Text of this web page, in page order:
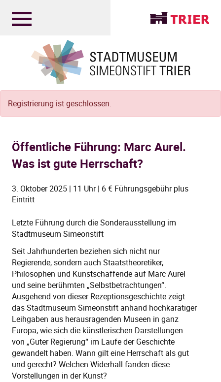
Registrierung ist geschlossen.
Öffentliche Führung: Marc Aurel.
Was ist gute Herrschaft?
3. Oktober 2025 | 11 Uhr | 6 € Führungsgebühr plus
Eintritt
Letzte Führung durch die Sonderausstellung im
Stadtmuseum Simeonstift
Seit Jahrhunderten beziehen sich nicht nur
Regierende, sondern auch Staatstheoretiker,
Philosophen und Kunstschaffende auf Marc Aurel
und seine berühmten „Selbstbetrachtungen“.
Ausgehend von dieser Rezeptionsgeschichte zeigt
das Stadtmuseum Simeonstift anhand hochkarätiger
Leihgaben aus herausragenden Museen in ganz
Europa, wie sich die künstlerischen Darstellungen
von „Guter Regierung“ im Laufe der Geschichte
gewandelt haben. Wann gilt eine Herrschaft als gut
und gerecht? Welchen Widerhall fanden diese
Vorstellungen in der Kunst?